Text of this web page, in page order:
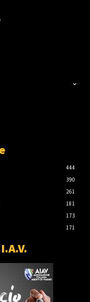
444
390
261
181
173
171